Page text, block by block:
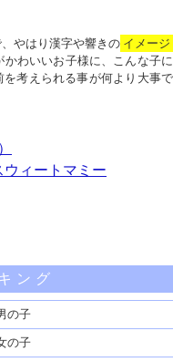
やはり漢字や響きの イメージ
わいいお子様に、こんな子に
を考えられる事が何より大事で
ィートマミー
ング
の子
の子